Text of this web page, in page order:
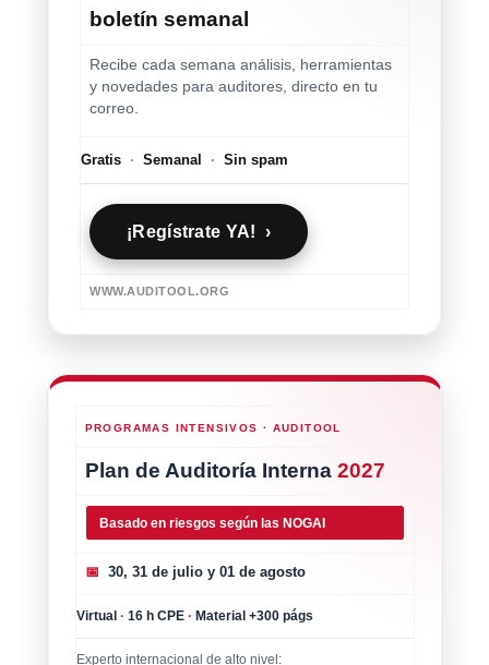
boletín semanal
Recibe cada semana análisis, herramientas
y novedades para auditores, directo en tu
correo.
Gratis · Semanal · Sin spam
¡Regístrate YA! ›
WWW.AUDITOOL.ORG
PROGRAMAS INTENSIVOS · AUDITOOL
Plan de Auditoría Interna 2027
Basado en riesgos según las NOGAI
📅 30, 31 de julio y 01 de agosto
Virtual · 16 h CPE · Material +300 págs
Experto internacional de alto nivel: